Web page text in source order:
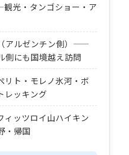
光・タンゴショー・ア
アルゼンチン側）——
側にも国境越え訪問
ト・モレノ氷河・ボ
レッキング
ッツロイ山ハイキン
・帰国